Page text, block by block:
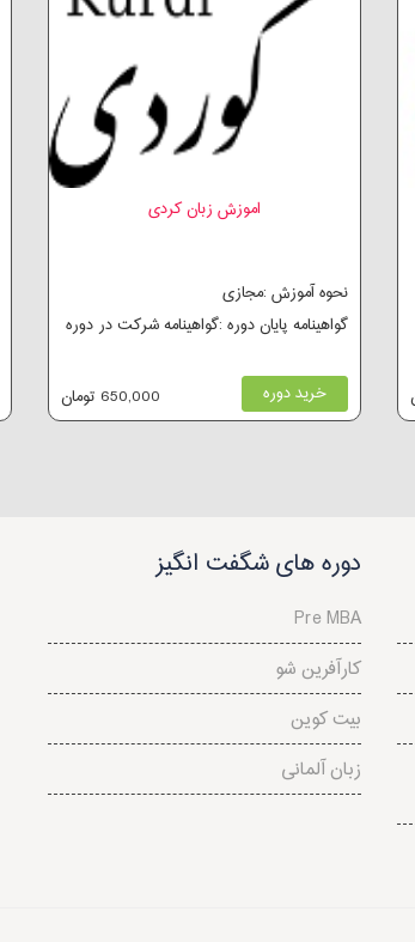
اموزش زبان کردی
نحوه آموزش :مجازی
گواهینامه پایان دوره :گواهینامه شرکت در دوره
خرید دوره 650,000 تومان
دوره های شگفت انگیز
Pre MBA
کارآفرین شو
بیت کوین
زبان آلمانی